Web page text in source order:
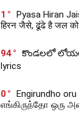
1
Pyasa Hiran
हिरन जैसे, ढूंढे है जल को
94
కొండలలో
lyrics
0
Engirundho
எங்கிருந்தோ ஒரு